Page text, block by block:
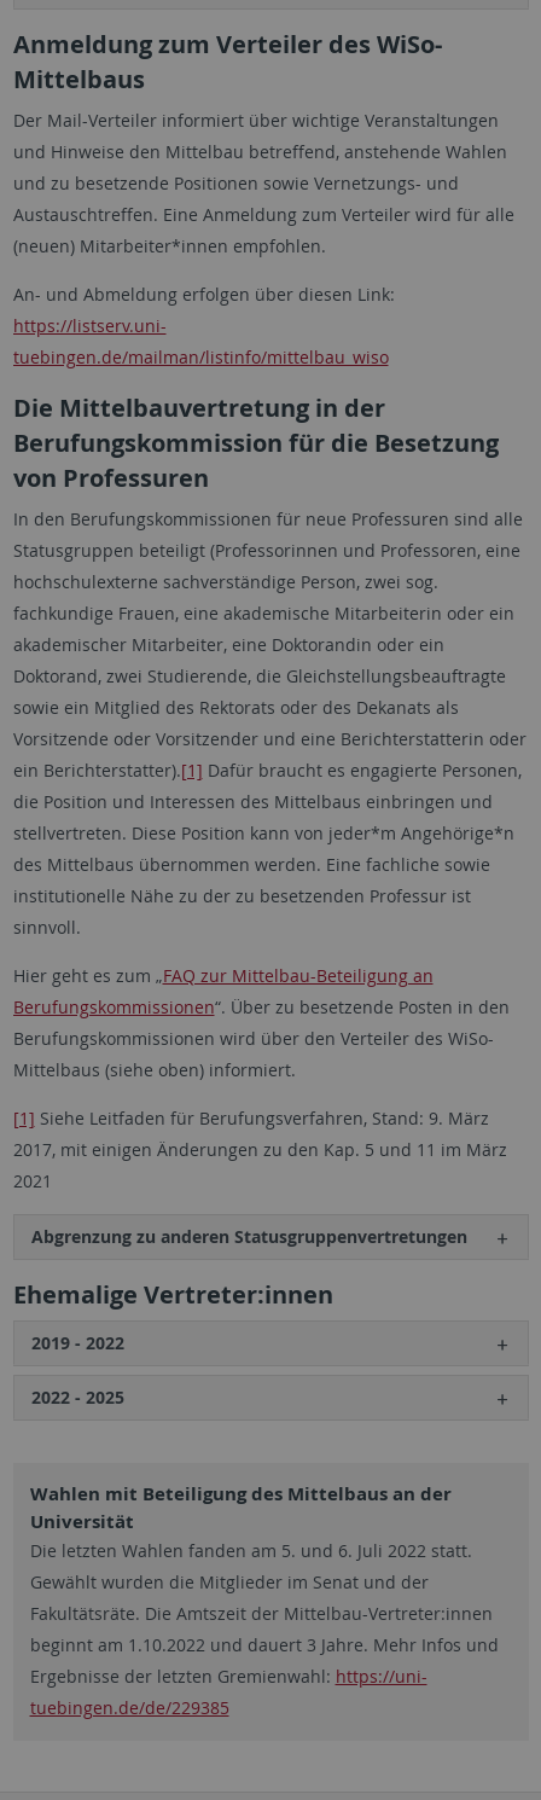
Anmeldung zum Verteiler des WiSo-
Mittelbaus
Der Mail-Verteiler informiert über wichtige Veranstaltungen
und Hinweise den Mittelbau betreffend, anstehende Wahlen
und zu besetzende Positionen sowie Vernetzungs- und
Austauschtreffen. Eine Anmeldung zum Verteiler wird für alle
(neuen) Mitarbeiter*innen empfohlen.
An- und Abmeldung erfolgen über diesen Link:
https://listserv.uni-
tuebingen.de/mailman/listinfo/mittelbau_wiso
Die Mittelbauvertretung in der
Berufungskommission für die Besetzung
von Professuren
In den Berufungskommissionen für neue Professuren sind alle
Statusgruppen beteiligt (Professorinnen und Professoren, eine
hochschulexterne sachverständige Person, zwei sog.
fachkundige Frauen, eine akademische Mitarbeiterin oder ein
akademischer Mitarbeiter, eine Doktorandin oder ein
Doktorand, zwei Studierende, die Gleichstellungsbeauftragte
sowie ein Mitglied des Rektorats oder des Dekanats als
Vorsitzende oder Vorsitzender und eine Berichterstatterin oder
ein Berichterstatter).[1] Dafür braucht es engagierte Personen,
die Position und Interessen des Mittelbaus einbringen und
stellvertreten. Diese Position kann von jeder*m Angehörige*n
des Mittelbaus übernommen werden. Eine fachliche sowie
institutionelle Nähe zu der zu besetzenden Professur ist
sinnvoll.
Hier geht es zum „FAQ zur Mittelbau-Beteiligung an
Berufungskommissionen“. Über zu besetzende Posten in den
Berufungskommissionen wird über den Verteiler des WiSo-
Mittelbaus (siehe oben) informiert.
[1] Siehe Leitfaden für Berufungsverfahren, Stand: 9. März
2017, mit einigen Änderungen zu den Kap. 5 und 11 im März
2021
Abgrenzung zu anderen Statusgruppenvertretungen
Ehemalige Vertreter:innen
2019 - 2022
2022 - 2025
Wahlen mit Beteiligung des Mittelbaus an der
Universität
Die letzten Wahlen fanden am 5. und 6. Juli 2022 statt.
Gewählt wurden die Mitglieder im Senat und der
Fakultätsräte. Die Amtszeit der Mittelbau-Vertreter:innen
beginnt am 1.10.2022 und dauert 3 Jahre. Mehr Infos und
Ergebnisse der letzten Gremienwahl: https://uni-
tuebingen.de/de/229385